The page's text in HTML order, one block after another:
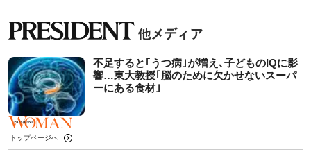
不足すると｢うつ病｣が増え､子どものIQに影
響…東大教授｢脳のために欠かせないスーパ
ーにある食材｣
トップページへ